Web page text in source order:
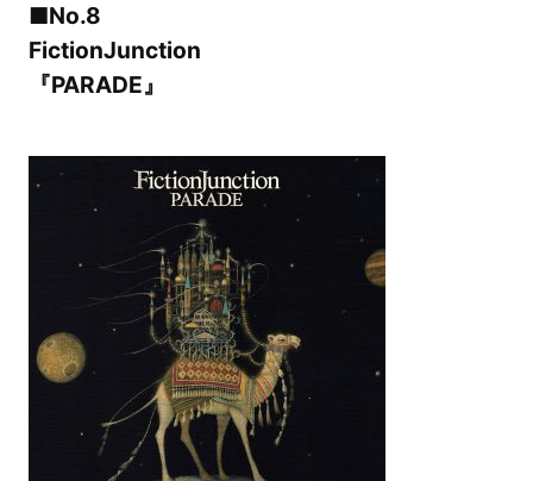
■No.8
FictionJunction
『PARADE』